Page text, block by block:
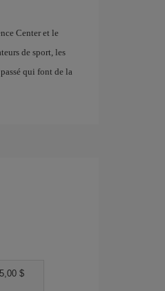
Center et le
de sport, les
qui font de la
$